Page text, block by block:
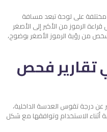
مختلفة على لوحة تبعد مسافة
الرموز من الأكبر إلى الأصغر
من رؤية الرموز الأصغر بوضوح،
تقارير فحص
عن درجة تقوس العدسة الداخلية،
الاستخدام وتوافقها مع شكل